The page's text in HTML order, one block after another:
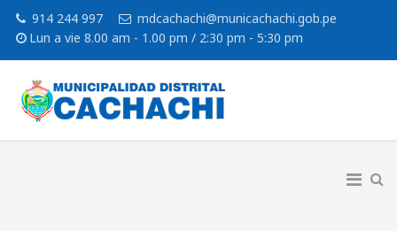
914 244 997
mdcachachi@municachachi.gob.pe
Lun a vie 8.00 am - 1.00 pm / 2:30 pm - 5:30 pm